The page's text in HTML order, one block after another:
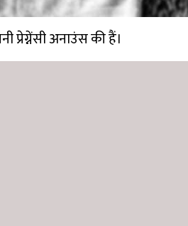
प्रेग्नेंसी अनाउंस की हैं।